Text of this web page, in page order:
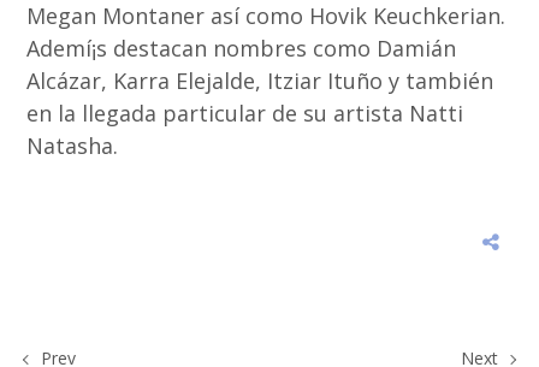
Megan Montaner así­ como Hovik Keuchkerian.
Ademí¡s destacan nombres como Damián
Alcázar, Karra Elejalde, Itziar Ituño y también
en la llegada particular de su artista Natti
Natasha.
Prev Next